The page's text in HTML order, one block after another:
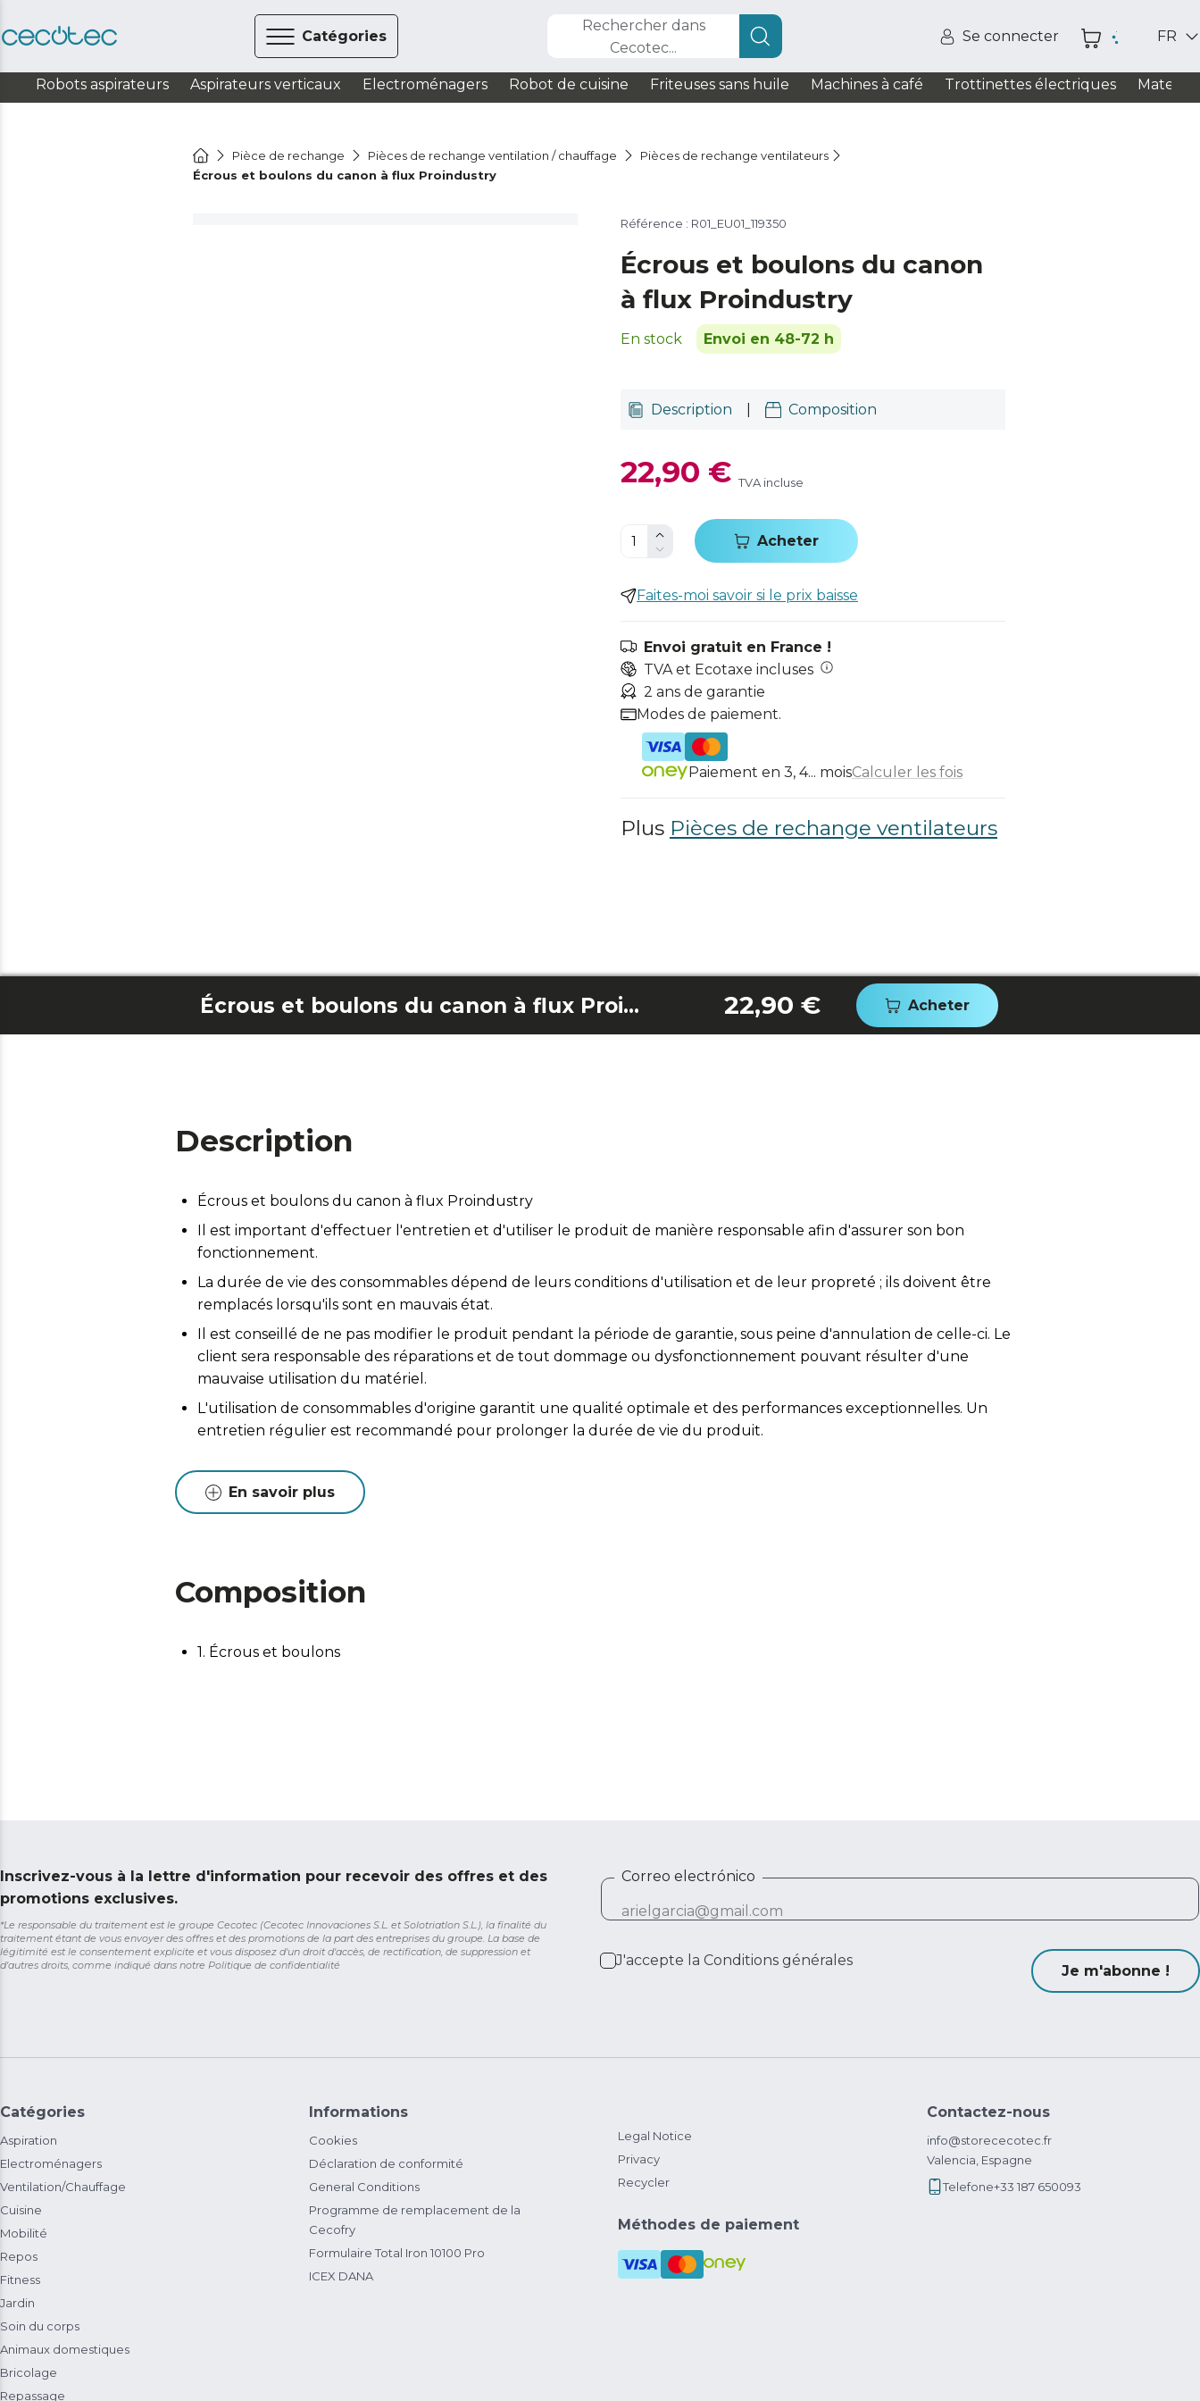
Catégories
Rechercher dans
Cecotec...
Se connecter FR
Robots aspirateurs Aspirateurs verticaux Electroménagers Robot de cuisine Friteuses sans huile Machines à café Trottinettes électriques Matelas
Pièce de rechange Pièces de rechange ventilation / chauffage
Pièces de rechange ventilateurs
Écrous et boulons du canon à flux Proindustry
Référence : R01_EU01_119350
Écrous et boulons du canon
à flux Proindustry
En stock Envoi en 48-72 h
Description Composition
22,90 € TVA incluse
Acheter
Faites-moi savoir si le prix baisse
Envoi gratuit en France !
TVA et Ecotaxe incluses
2 ans de garantie
Modes de paiement.
Paiement en 3, 4... moisCalculer les fois
Plus Pièces de rechange ventilateurs
Écrous et boulons du canon à flux Proindustry 22,90 € Acheter
Description
Écrous et boulons du canon à flux Proindustry
Il est important d'effectuer l'entretien et d'utiliser le produit de manière responsable afin d'assurer son bon
fonctionnement.
La durée de vie des consommables dépend de leurs conditions d'utilisation et de leur propreté ; ils doivent être
remplacés lorsqu'ils sont en mauvais état.
Il est conseillé de ne pas modifier le produit pendant la période de garantie, sous peine d'annulation de celle-ci. Le
client sera responsable des réparations et de tout dommage ou dysfonctionnement pouvant résulter d'une
mauvaise utilisation du matériel.
L'utilisation de consommables d'origine garantit une qualité optimale et des performances exceptionnelles. Un
entretien régulier est recommandé pour prolonger la durée de vie du produit.
En savoir plus
Composition
1. Écrous et boulons
Inscrivez-vous à la lettre d'information pour recevoir des offres et des
promotions exclusives.
*Le responsable du traitement est le groupe Cecotec (Cecotec Innovaciones S.L. et Solotriatlon S.L.), la finalité du
traitement étant de vous envoyer des offres et des promotions de la part des entreprises du groupe. La base de
légitimité est le consentement explicite et vous disposez d'un droit d'accès, de rectification, de suppression et
d'autres droits, comme indiqué dans notre Politique de confidentialité
Correo electrónico
J'accepte la Conditions générales
Je m'abonne !
Catégories
Aspiration
Electroménagers
Ventilation/Chauffage
Cuisine
Mobilité
Repos
Fitness
Jardin
Soin du corps
Animaux domestiques
Bricolage
Repassage
Informations
Cookies
Déclaration de conformité
General Conditions
Programme de remplacement de la
Cecofry
Formulaire Total Iron 10100 Pro
ICEX DANA
Legal Notice
Privacy
Recycler
Méthodes de paiement
Contactez-nous
info@storececotec.fr
Valencia, Espagne
Telefone+33 187 650093